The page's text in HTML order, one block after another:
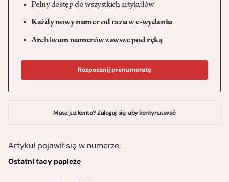
Pełny dostęp do wszystkich artykułów
Każdy nowy numer od razu w e-wydaniu
Archiwum numerów zawsze pod ręką
Rozpocznij prenumeratę
Masz już konto? Zaloguj się, aby kontynuuwać
Artykuł pojawił się w numerze:
Ostatni tacy papieże